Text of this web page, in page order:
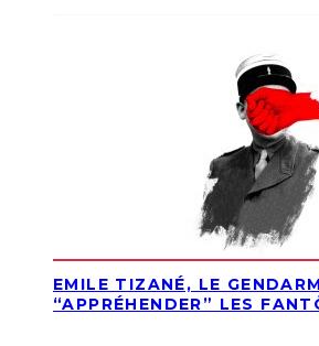
EMILE TIZANÉ, LE
“APPRÉHENDER” LES